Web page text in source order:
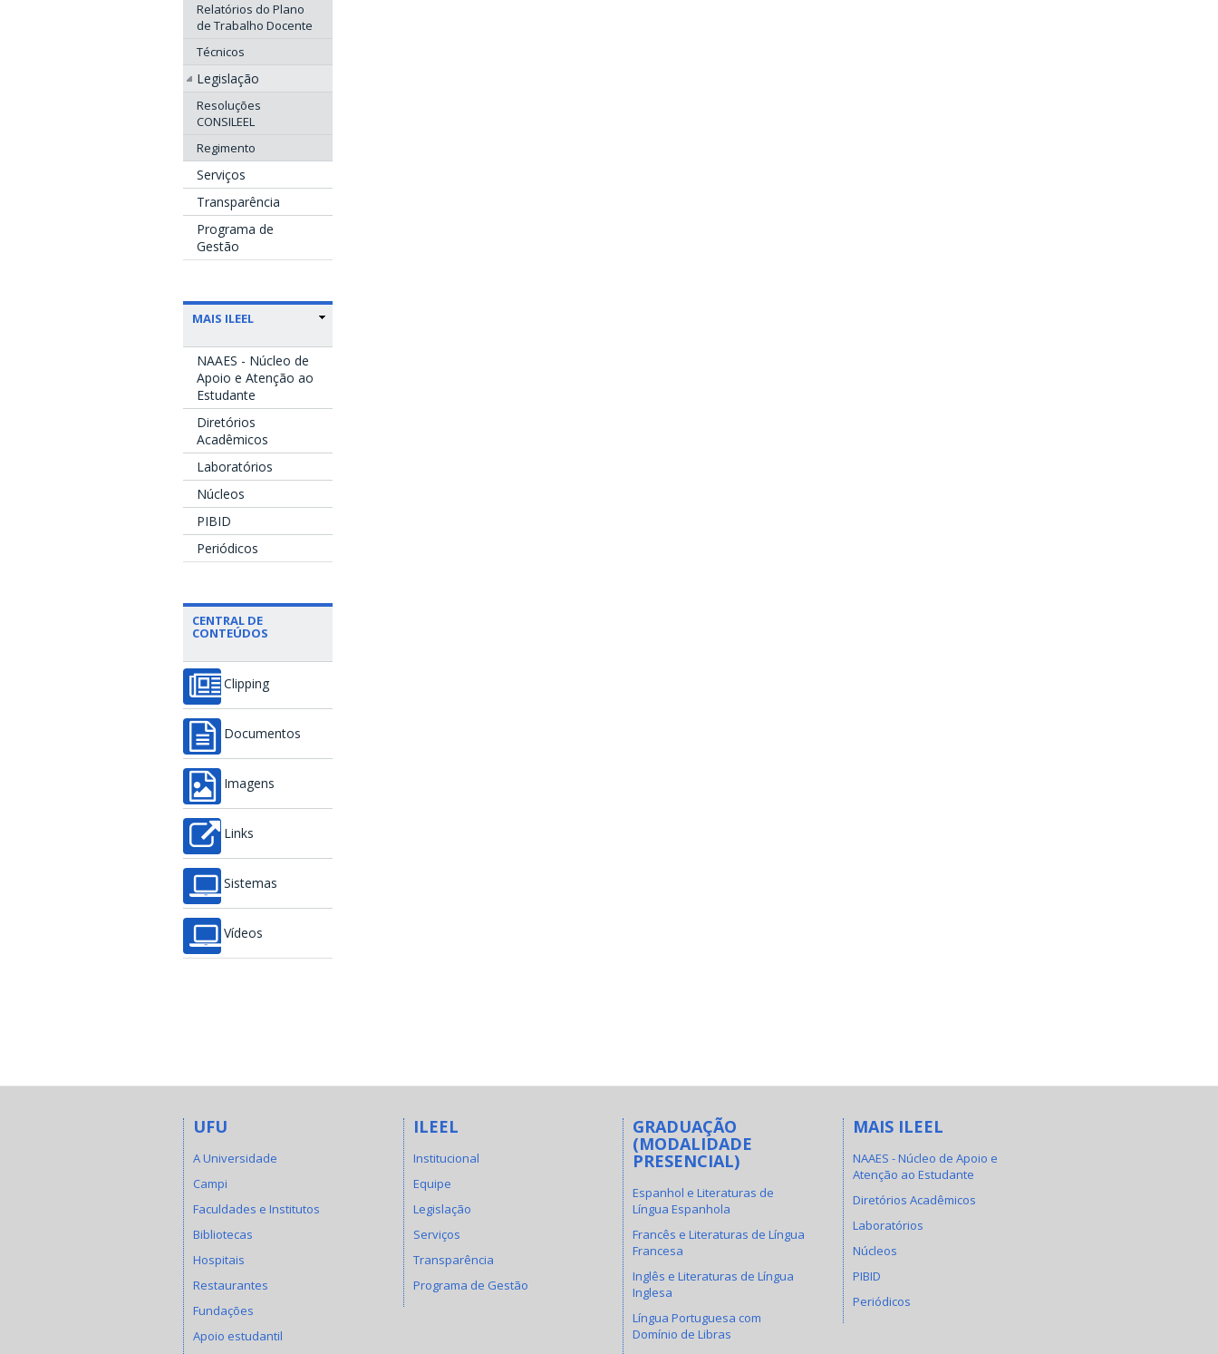
Relatórios do Plano
de Trabalho Docente
Técnicos
Legislação
Resoluções
CONSILEEL
Regimento
Serviços
Transparência
Programa de
Gestão
MAIS ILEEL
NAAES - Núcleo de
Apoio e Atenção ao
Estudante
Diretórios
Acadêmicos
Laboratórios
Núcleos
PIBID
Periódicos
CENTRAL DE
CONTEÚDOS
Clipping
Documentos
Imagens
Links
Sistemas
Vídeos
UFU
A Universidade
Campi
Faculdades e Institutos
Bibliotecas
Hospitais
Restaurantes
Fundações
Apoio estudantil
ILEEL
Institucional
Equipe
Legislação
Serviços
Transparência
Programa de Gestão
GRADUAÇÃO
(MODALIDADE
PRESENCIAL)
Espanhol e Literaturas de
Língua Espanhola
Francês e Literaturas de Língua
Francesa
Inglês e Literaturas de Língua
Inglesa
Língua Portuguesa com
Domínio de Libras
MAIS ILEEL
NAAES - Núcleo de Apoio e
Atenção ao Estudante
Diretórios Acadêmicos
Laboratórios
Núcleos
PIBID
Periódicos